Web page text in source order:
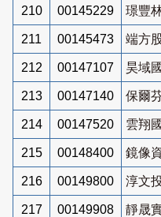
210 00145229 璟豐
211 00145473 端方
212 00147107 昊域
213 00147140 保爾
214 00147520 雲翔
215 00148400 鏡像
216 00149800 淳文
217 00149908 靜晟